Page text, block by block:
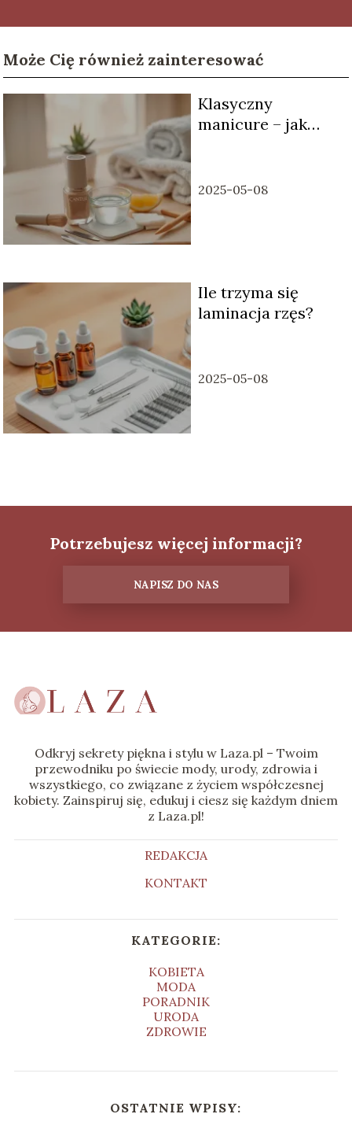
Może Cię również zainteresować
Klasyczny
manicure – jak
2025-05-08
Ile trzyma się
laminacja rzęs?
2025-05-08
Potrzebujesz więcej informacji?
NAPISZ DO NAS
Odkryj sekrety piękna i stylu w Laza.pl – Twoim
przewodniku po świecie mody, urody, zdrowia i
wszystkiego, co związane z życiem współczesnej
kobiety. Zainspiruj się, edukuj i ciesz się każdym dniem
z Laza.pl!
REDAKCJA
KONTAKT
KATEGORIE:
KOBIETA
MODA
PORADNIK
URODA
ZDROWIE
OSTATNIE WPISY: